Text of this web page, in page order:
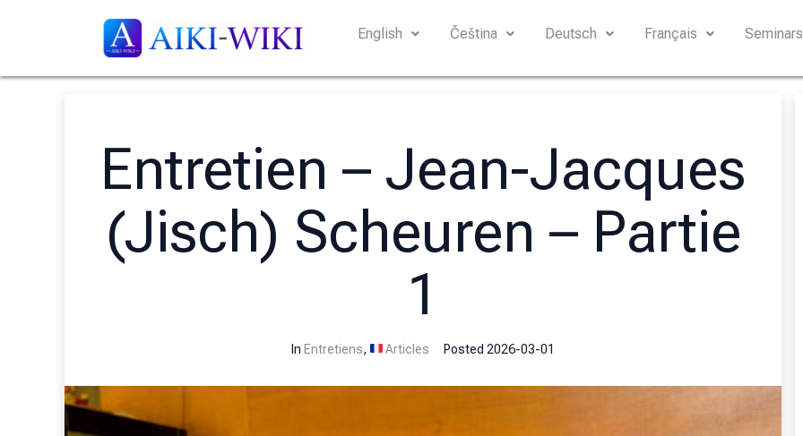
English Čeština Deutsch Français Seminars
Entretien – Jean-Jacques
(Jisch) Scheuren – Partie
1
In Entretiens, Articles Posted 2026-03-01